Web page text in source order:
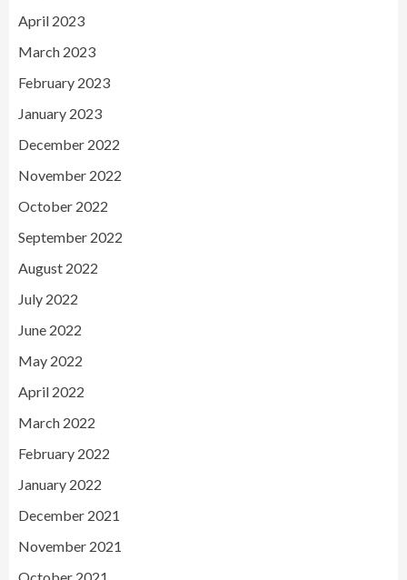
April 2023
March 2023
February 2023
January 2023
December 2022
November 2022
October 2022
September 2022
August 2022
July 2022
June 2022
May 2022
April 2022
March 2022
February 2022
January 2022
December 2021
November 2021
October 2021